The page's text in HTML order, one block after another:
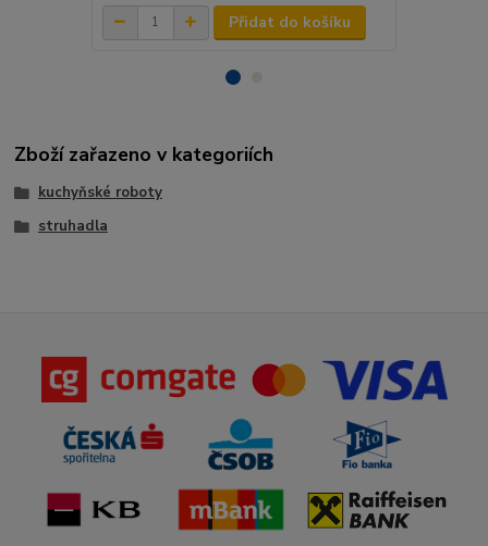
Přidat do košíku
Zboží zařazeno v kategoriích
kuchyňské roboty
struhadla